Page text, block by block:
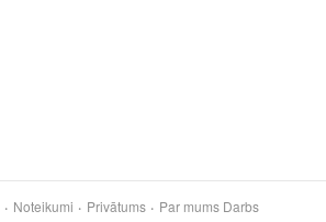
Noteikumi Privātums Par mums Darbs